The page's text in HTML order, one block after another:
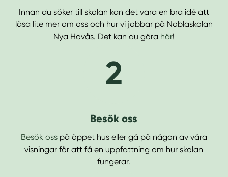
Innan du söker till skolan kan det vara en bra idé att
läsa lite mer om oss och hur vi jobbar på Noblaskolan
Nya Hovås. Det kan du göra här!
2
Besök oss
Besök osspå öppet hus eller gå på någon av våra
visningar för att få en uppfattning om hur skolan
fungerar.